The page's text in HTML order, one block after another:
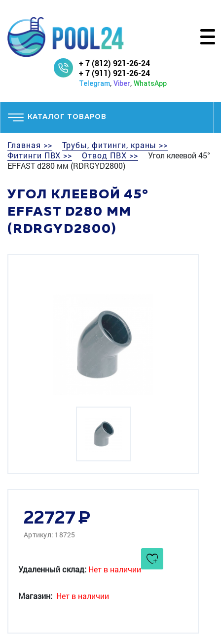
+ 7 (812) 921-26-24
+ 7 (911) 921-26-24
Telegram, Viber, WhatsApp
КАТАЛОГ ТОВАРОВ
Главная >>
Трубы, фитинги, краны >>
Фитинги ПВХ >>
Отвод ПВХ >>
Угол клеевой 45°
EFFAST d280 мм (RDRGYD2800)
УГОЛ КЛЕЕВОЙ 45°
EFFAST D280 ММ
(RDRGYD2800)
22727
Артикул: 18725
Удаленный склад: Нет в наличии
Магазин: Нет в наличии